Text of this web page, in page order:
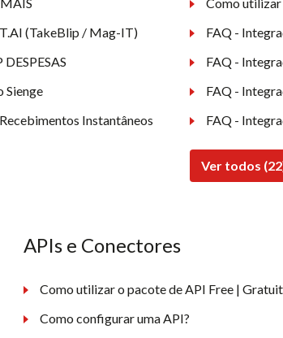
(TakeBlip / Mag-IT)
Sienge
Instantâneos
FAQ -
FAQ -
FAQ -
FAQ -
Ver todos
APIs e Conectores
Como utilizar o pacote de API Free |
Como configurar uma API?